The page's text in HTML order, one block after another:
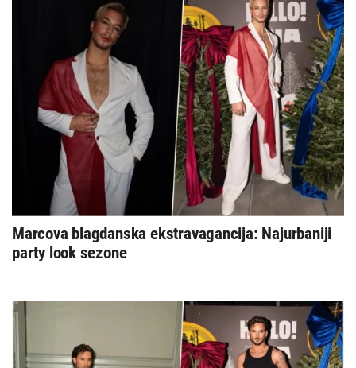
Marcova blagdanska ekstravagancija: Najurbaniji
party look sezone